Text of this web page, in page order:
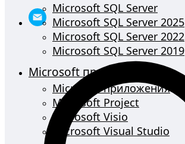
Microsoft SQL Server
Microsoft SQL Server 2025
Microsoft SQL Server 2022
Microsoft SQL Server 2019
Microsoft приложения
Microsoft приложения
Microsoft Project
Microsoft Visio
Microsoft Visual Studio